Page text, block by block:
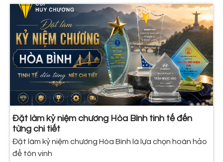
Đặt làm kỷ niệm chương Hòa Bình tinh tế đến
từng chi tiết
Đặt làm kỷ niệm chương Hòa Bình là lựa chọn hoàn hảo
để tôn vinh